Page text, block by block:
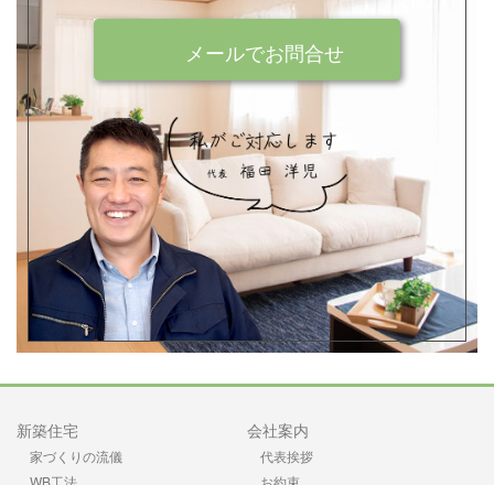
メールでお問合せ
新築住宅
家づくりの流儀
WB工法
会社案内
代表挨拶
お約束